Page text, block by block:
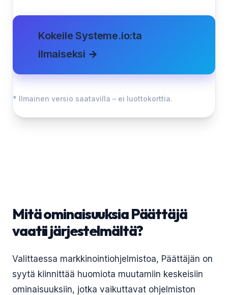
Kokeile Systeme.io:ta
ilmaiseksi →
* Ilmainen versio saatavilla – ei luottokorttia.
Mitä ominaisuuksia Päättäjä
vaatii järjestelmältä?
Valittaessa markkinointiohjelmistoa, Päättäjän on
syytä kiinnittää huomiota muutamiin keskeisiin
ominaisuuksiin, jotka vaikuttavat ohjelmiston